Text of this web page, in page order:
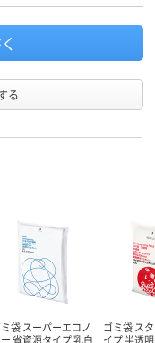
スチック
密度ポリエ
生プラス
）、
サカサタイ
ン、LDPE（ツ
タイプ）、低
ルツルタイプ
る
袋 スーパーエコノ
省資源タイプ 乳白
ゴミ袋 ス
イプ 半透